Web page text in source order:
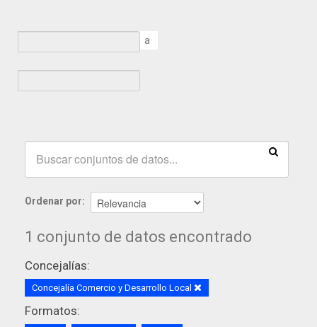
a
Ordenar por
1 conjunto de datos encontrado
Concejalías:
Concejalía Comercio y Desarrollo Local
Formatos: